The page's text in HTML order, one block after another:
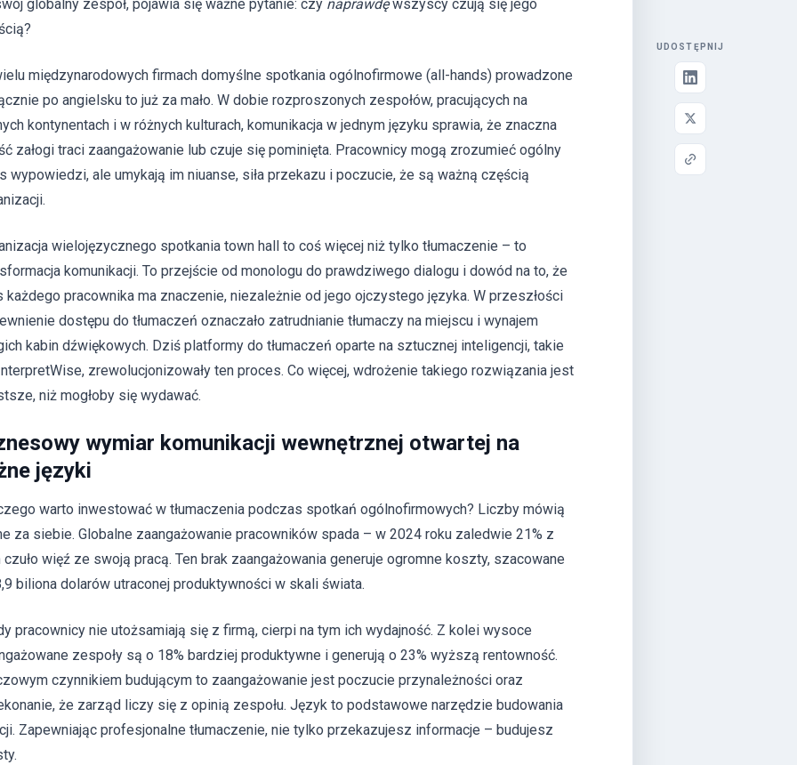
globalny zespół, pojawia się ważne pytanie: czy naprawdęwszyscy czują się jego
międzynarodowych firmach domyślne spotkania ogólnofirmowe (all-hands) prowadzone
po angielsku to już za mało. W dobie rozproszonych zespołów, pracujących na
kontynentach i w różnych kulturach, komunikacja w jednym języku sprawia, że znaczna
załogi traci zaangażowanie lub czuje się pominięta. Pracownicy mogą zrozumieć ogólny
wypowiedzi, ale umykają im niuanse, siła przekazu i poczucie, że są ważną częścią
wielojęzycznego spotkania town hall to coś więcej niż tylko tłumaczenie – to
komunikacji. To przejście od monologu do prawdziwego dialogu i dowód na to, że
każdego pracownika ma znaczenie, niezależnie od jego ojczystego języka. W przeszłości
dostępu do tłumaczeń oznaczało zatrudnianie tłumaczy na miejscu i wynajem
kabin dźwiękowych. Dziś platformy do tłumaczeń oparte na sztucznej inteligencji, takie
zrewolucjonizowały ten proces. Co więcej, wdrożenie takiego rozwiązania jest
niż mogłoby się wydawać.
wymiar komunikacji wewnętrznej otwartej na
języki
warto inwestować w tłumaczenia podczas spotkań ogólnofirmowych? Liczby mówią
za siebie. Globalne zaangażowanie pracowników spada – w 2024 roku zaledwie 21% z
czuło więź ze swoją pracą. Ten brak zaangażowania generuje ogromne koszty, szacowane
biliona dolarów utraconej produktywności w skali świata.
pracownicy nie utożsamiają się z firmą, cierpi na tym ich wydajność. Z kolei wysoce
zespoły są o 18% bardziej produktywne i generują o 23% wyższą rentowność.
czynnikiem budującym to zaangażowanie jest poczucie przynależności oraz
że zarząd liczy się z opinią zespołu. Język to podstawowe narzędzie budowania
Zapewniając profesjonalne tłumaczenie, nie tylko przekazujesz informacje – budujesz
UDOSTĘPNIJ